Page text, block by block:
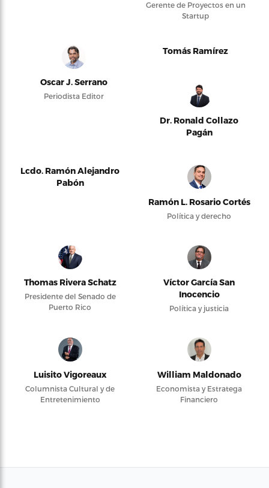
Gerente de Proyectos en un
Startup
Oscar J. Serrano
Periodista Editor
Tomás Ramírez
Dr. Ronald Collazo
Pagán
Lcdo. Ramón Alejandro
Pabón
Ramón L. Rosario Cortés
Política y derecho
Thomas Rivera Schatz
Presidente del Senado de
Puerto Rico
Víctor García San
Inocencio
Política y justicia
Luisito Vigoreaux
Columnista Cultural y de
Entretenimiento
William Maldonado
Economista y Estratega
Financiero